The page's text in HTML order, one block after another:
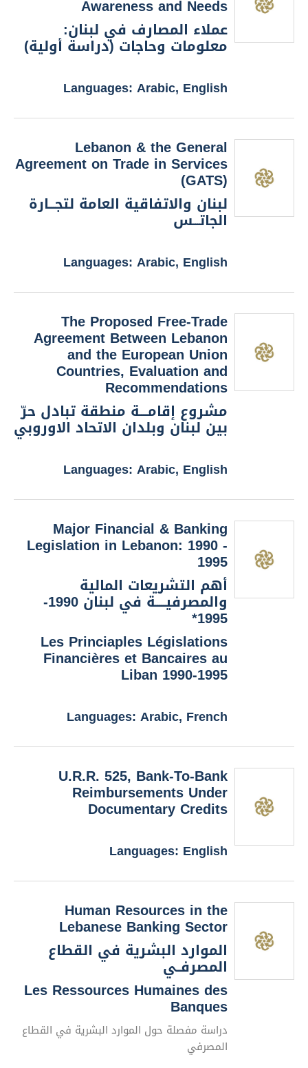
Awareness and Needs
عملاء المصارف في لبنان:
معلومات وحاجات (دراسة أولية)
Languages: Arabic, English
Lebanon & the General
Agreement on Trade in Services
(GATS)
لبنان والاتفاقية العامة لتجـــارة
الجاتـــس
Languages: Arabic, English
The Proposed Free-Trade
Agreement Between Lebanon
and the European Union
Countries, Evaluation and
Recommendations
مشروع إقامــــة منطقة تبادل حرّ
بين لبنان وبلدان الاتحاد الاوروبي
Languages: Arabic, English
Major Financial & Banking
Legislation in Lebanon: 1990 -
1995
أهم التشريعات المالية
والمصرفيـــــة في لبنان 1990-
1995*
Les Princiaples Législations
Financières et Bancaires au
Liban 1990-1995
Languages: Arabic, French
U.R.R. 525, Bank-To-Bank
Reimbursements Under
Documentary Credits
Languages: English
Human Resources in the
Lebanese Banking Sector
الموارد البشرية في القطاع
المصرفــي
Les Ressources Humaines des
Banques
دراسة مفصلة حول الموارد البشرية في القطاع
المصرفي